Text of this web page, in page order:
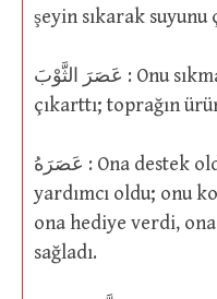
şeyin sıkarak suyunu
عَصَرَ الثَّوْبَ : Onu sıkmak suretiyle elbisenin suyunu
çıkarttı; toprağın
عَصَرَهُ : Ona destek oldu, yardımda bulundu ya da
yardımcı oldu; onu
ona hediye verdi,
sağladı.